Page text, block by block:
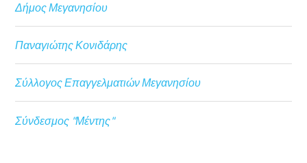
Δήμος Μεγανησίου
Παναγιώτης Κονιδάρης
Σύλλογος Επαγγελματιών Μεγανησίου
Σύνδεσμος "Μέντης"